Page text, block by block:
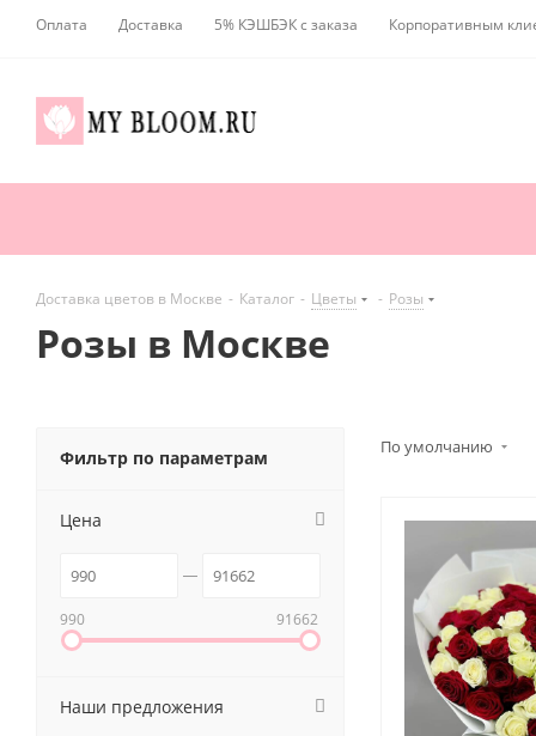
Оплата Доставка 5% КЭШБЭК с заказа Корпоративным
Доставка цветов в Москве - Каталог - Цветы - Розы
Розы в Москве
По умолчанию
Фильтр по параметрам
Цена
990 91662
Наши предложения